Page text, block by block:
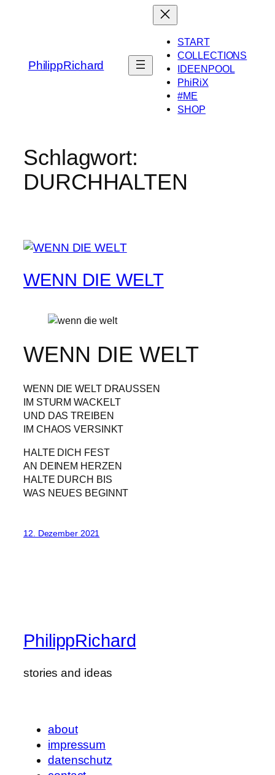
PhilippRichard
START
COLLECTIONS
IDEENPOOL
PhiRiX
#ME
SHOP
Schlagwort:
DURCHHALTEN
WENN DIE WELT
WENN DIE WELT
WENN DIE WELT DRAUSSEN
IM STURM WACKELT
UND DAS TREIBEN
IM CHAOS VERSINKT
HALTE DICH FEST
AN DEINEM HERZEN
HALTE DURCH BIS
WAS NEUES BEGINNT
12. Dezember 2021
PhilippRichard
stories and ideas
about
impressum
datenschutz